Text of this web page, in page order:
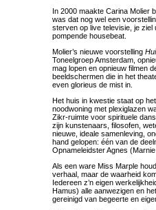
In 2000 maakte Carina Molier
was dat nog wel een
sterven op live televisie, je ziel
pompende housebeat.
Molier’s nieuwe voorstelling
Toneelgroep Amsterdam,
mag lopen en opnieuw filmen
beeldschermen die in het
even glorieus de mist in.
Het huis in kwestie staat op
noodwoning met plexiglazen
Zikr-ruimte voor spirituele
zijn kunstenaars, filosofen,
nieuwe, ideale samenleving,
hand gelopen: één van de
Opnameleidster Agnes
Als een ware Miss Marple
verhaal, maar de waarheid
Iedereen z’n eigen
Hamus) alle aanwezigen en
gereinigd van begeerte en